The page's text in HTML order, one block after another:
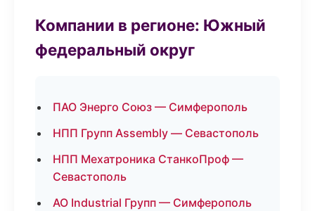
Компании в регионе: Южный
федеральный округ
ПАО Энерго Союз — Симферополь
НПП Групп Assembly — Севастополь
НПП Мехатроника СтанкоПроф —
Севастополь
АО Industrial Групп — Симферополь